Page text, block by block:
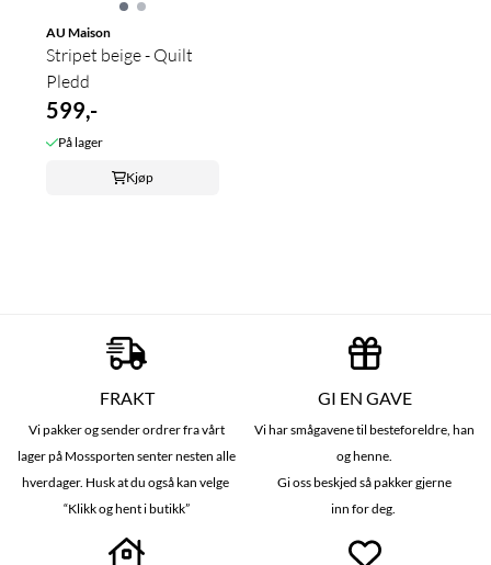
AU Maison
Stripet beige - Quilt
Pledd
599,-
På lager
Kjøp
FRAKT
Vi pakker og sender ordrer fra vårt
lager på Mossporten senter nesten alle
hverdager. Husk at du også kan velge
“Klikk og hent i butikk”
GI EN GAVE
Vi har smågavene til besteforeldre, han
og henne.
Gi oss beskjed så pakker gjerne
inn for deg.